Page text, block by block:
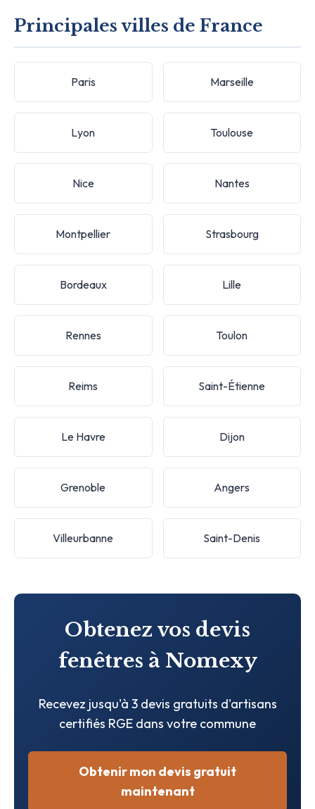
Principales villes de France
Paris Marseille
Lyon Toulouse
Nice Nantes
Montpellier Strasbourg
Bordeaux Lille
Rennes Toulon
Reims Saint-Étienne
Le Havre Dijon
Grenoble Angers
Villeurbanne Saint-Denis
Obtenez vos devis
fenêtres à Nomexy
Recevez jusqu'à 3 devis gratuits d'artisans
certifiés RGE dans votre commune
Obtenir mon devis gratuit
maintenant